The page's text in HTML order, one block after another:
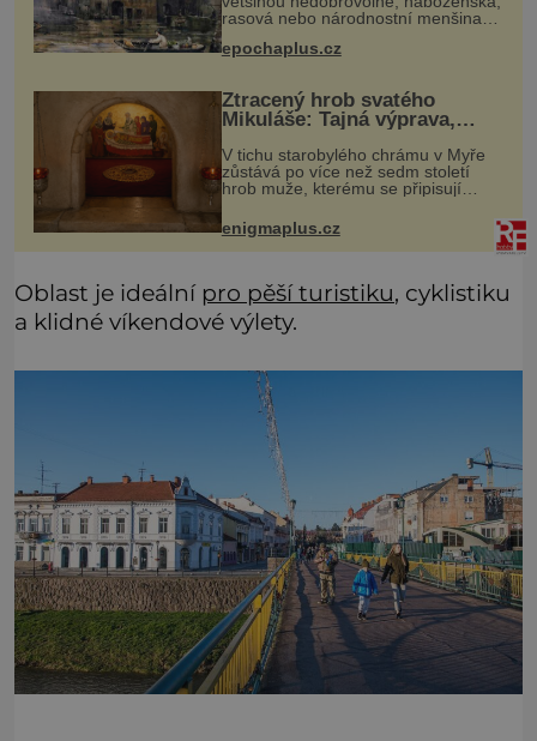
rasová nebo národnostní menšina
obyvatel. Bohaté historické
zkušenosti mají s takovým životem
epochaplus.cz
Ztracený hrob svatého
Mikuláše: Tajná výprava,
relikvii do Itálie
V tichu starobylého chrámu v Myře
zůstává po více než sedm století
hrob muže, kterému se připisují
námořníků v bouřích. Pak ale
přichází rok 1087 a klidné místo se
měn
enigmaplus.cz
Oblast je ideální pro pěší turistiku, cyklistiku
a klidné víkendové výlety.